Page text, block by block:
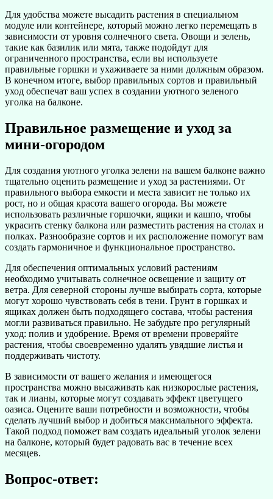
Для удобства можете высадить растения в специальном
модуле или контейнере, который можно легко перемещать в
зависимости от уровня солнечного света. Овощи и зелень,
такие как базилик или мята, также подойдут для
ограниченного пространства, если вы используете
правильные горшки и ухаживаете за ними должным образом.
В конечном итоге, выбор правильных сортов и правильный
уход обеспечат ваш успех в создании уютного зеленого
уголка на балконе.
Правильное размещение и уход за
мини-огородом
Для создания уютного уголка зелени на вашем балконе важно
тщательно оценить размещение и уход за растениями. От
правильного выбора емкости и места зависит не только их
рост, но и общая красота вашего огорода. Вы можете
использовать различные горшочки, ящики и кашпо, чтобы
украсить стенку балкона или разместить растения на столах и
полках. Разнообразие сортов и их расположение помогут вам
создать гармоничное и функциональное пространство.
Для обеспечения оптимальных условий растениям
необходимо учитывать солнечное освещение и защиту от
ветра. Для северной стороны лучше выбирать сорта, которые
могут хорошо чувствовать себя в тени. Грунт в горшках и
ящиках должен быть подходящего состава, чтобы растения
могли развиваться правильно. Не забудьте про регулярный
уход: полив и удобрение. Время от времени проверяйте
растения, чтобы своевременно удалять увядшие листья и
поддерживать чистоту.
В зависимости от вашего желания и имеющегося
пространства можно высаживать как низкорослые растения,
так и лианы, которые могут создавать эффект цветущего
оазиса. Оцените ваши потребности и возможности, чтобы
сделать лучший выбор и добиться максимального эффекта.
Такой подход поможет вам создать идеальный уголок зелени
на балконе, который будет радовать вас в течение всех
месяцев.
Вопрос-ответ: